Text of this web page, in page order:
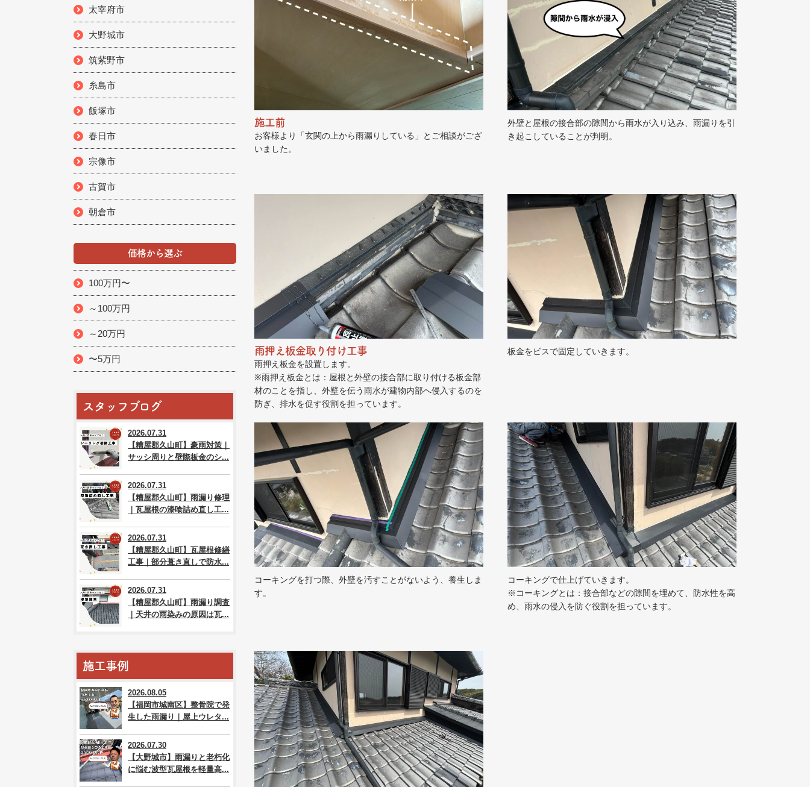
施工前
お客様より「玄関の上から雨漏りしている」とご相談がござ
いました。
外壁と屋根の接合部の隙間から雨水が入り込み、雨漏りを引
き起こしていることが判明。
雨押え板金取り付け工事
雨押え板金を設置します。
※雨押え板金とは：屋根と外壁の接合部に取り付ける板金部
材のことを指し、外壁を伝う雨水が建物内部へ侵入するのを
防ぎ、排水を促す役割を担っています。
板金をビスで固定していきます。
コーキングを打つ際、外壁を汚すことがないよう、養生しま
す。
コーキングで仕上げていきます。
※コーキングとは：接合部などの隙間を埋めて、防水性を高
め、雨水の侵入を防ぐ役割を担っています。
太宰府市
大野城市
筑紫野市
糸島市
飯塚市
春日市
宗像市
古賀市
朝倉市
価格から選ぶ
100万円〜
～100万円
～20万円
〜5万円
スタッフブログ
2026.07.31
【糟屋郡久山町】豪雨対策｜
サッシ周りと壁際板金のシ...
2026.07.31
【糟屋郡久山町】雨漏り修理
｜瓦屋根の漆喰詰め直し工...
2026.07.31
【糟屋郡久山町】瓦屋根修繕
工事｜部分葺き直しで防水...
2026.07.31
【糟屋郡久山町】雨漏り調査
｜天井の雨染みの原因は瓦...
施工事例
2026.08.05
【福岡市城南区】整骨院で発
生した雨漏り｜屋上ウレタ...
2026.07.30
【大野城市】雨漏りと老朽化
に悩む波型瓦屋根を軽量高...